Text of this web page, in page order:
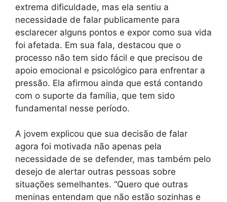
extrema dificuldade, mas ela sentiu a
necessidade de falar publicamente para
esclarecer alguns pontos e expor como sua vida
foi afetada. Em sua fala, destacou que o
processo não tem sido fácil e que precisou de
apoio emocional e psicológico para enfrentar a
pressão. Ela afirmou ainda que está contando
com o suporte da família, que tem sido
fundamental nesse período.
A jovem explicou que sua decisão de falar
agora foi motivada não apenas pela
necessidade de se defender, mas também pelo
desejo de alertar outras pessoas sobre
situações semelhantes. “Quero que outras
meninas entendam que não estão sozinhas e